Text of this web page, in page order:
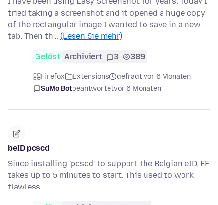
tried taking a screenshot and it opened a huge copy
of the rectangular image I wanted to save in a new
tab. Then th… (Lesen Sie mehr)
Gelöst Archiviert 3 389
Firefox Extensions
gefragt vor 6 Monaten
SuMo Botbeantwortetvor 6 Monaten
beID pcscd
Since installing 'pcscd' to support the Belgian eID, FF
takes up to 5 minutes to start. This used to work
flawless.